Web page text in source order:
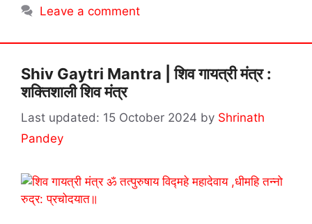
Leave a comment
Shiv Gaytri Mantra | शिव गायत्री मंत्र :
शक्तिशाली शिव मंत्र
15 October 2024 by Shrinath
Pandey